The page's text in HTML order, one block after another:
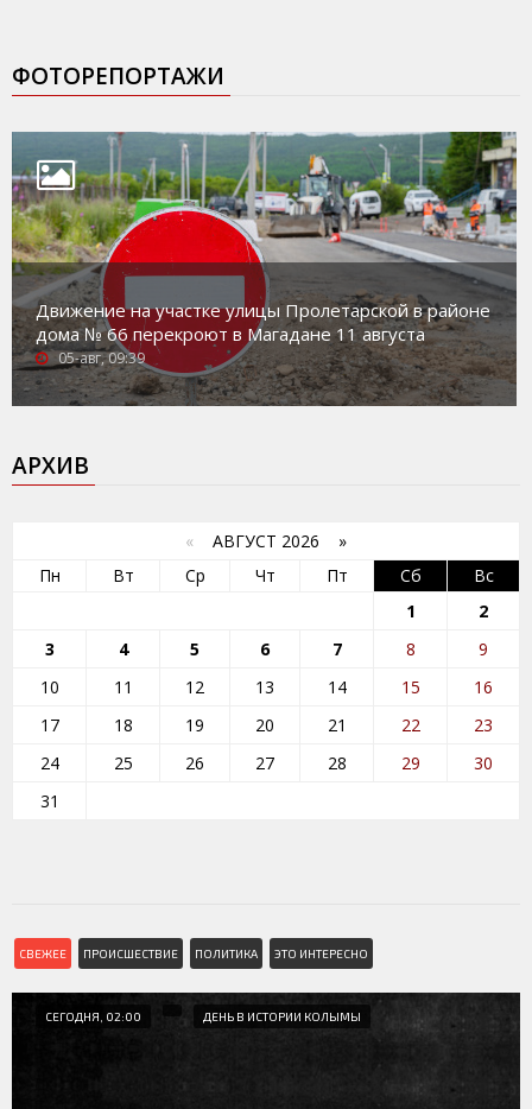
ФОТОРЕПОРТАЖИ
Движение на участке улицы Пролетарской в районе
дома № 66 перекроют в Магадане 11 августа
05-авг, 09:39
АРХИВ
« АВГУСТ 2026 »
Пн
Вт Ср Чт Пт Сб
Вс
1
2
3
4 5 6 7 8
9
10
11 12 13 14 15
16
17
18 19 20 21 22
23
24
25 26 27 28 29
30
31
СВЕЖЕЕ ПРОИСШЕСТВИЕ ПОЛИТИКА ЭТО ИНТЕРЕСНО
СЕГОДНЯ, 02:00 ДЕНЬ В ИСТОРИИ КОЛЫМЫ